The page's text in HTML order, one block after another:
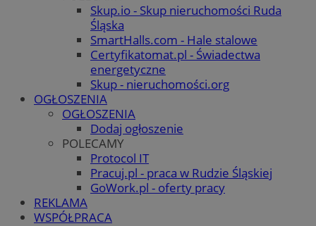
Skup.io - Skup nieruchomości Ruda
Śląska
SmartHalls.com - Hale stalowe
Certyfikatomat.pl - Świadectwa
energetyczne
Skup - nieruchomości.org
OGŁOSZENIA
OGŁOSZENIA
Dodaj ogłoszenie
POLECAMY
Protocol IT
Pracuj.pl - praca w Rudzie Śląskiej
GoWork.pl - oferty pracy
REKLAMA
WSPÓŁPRACA